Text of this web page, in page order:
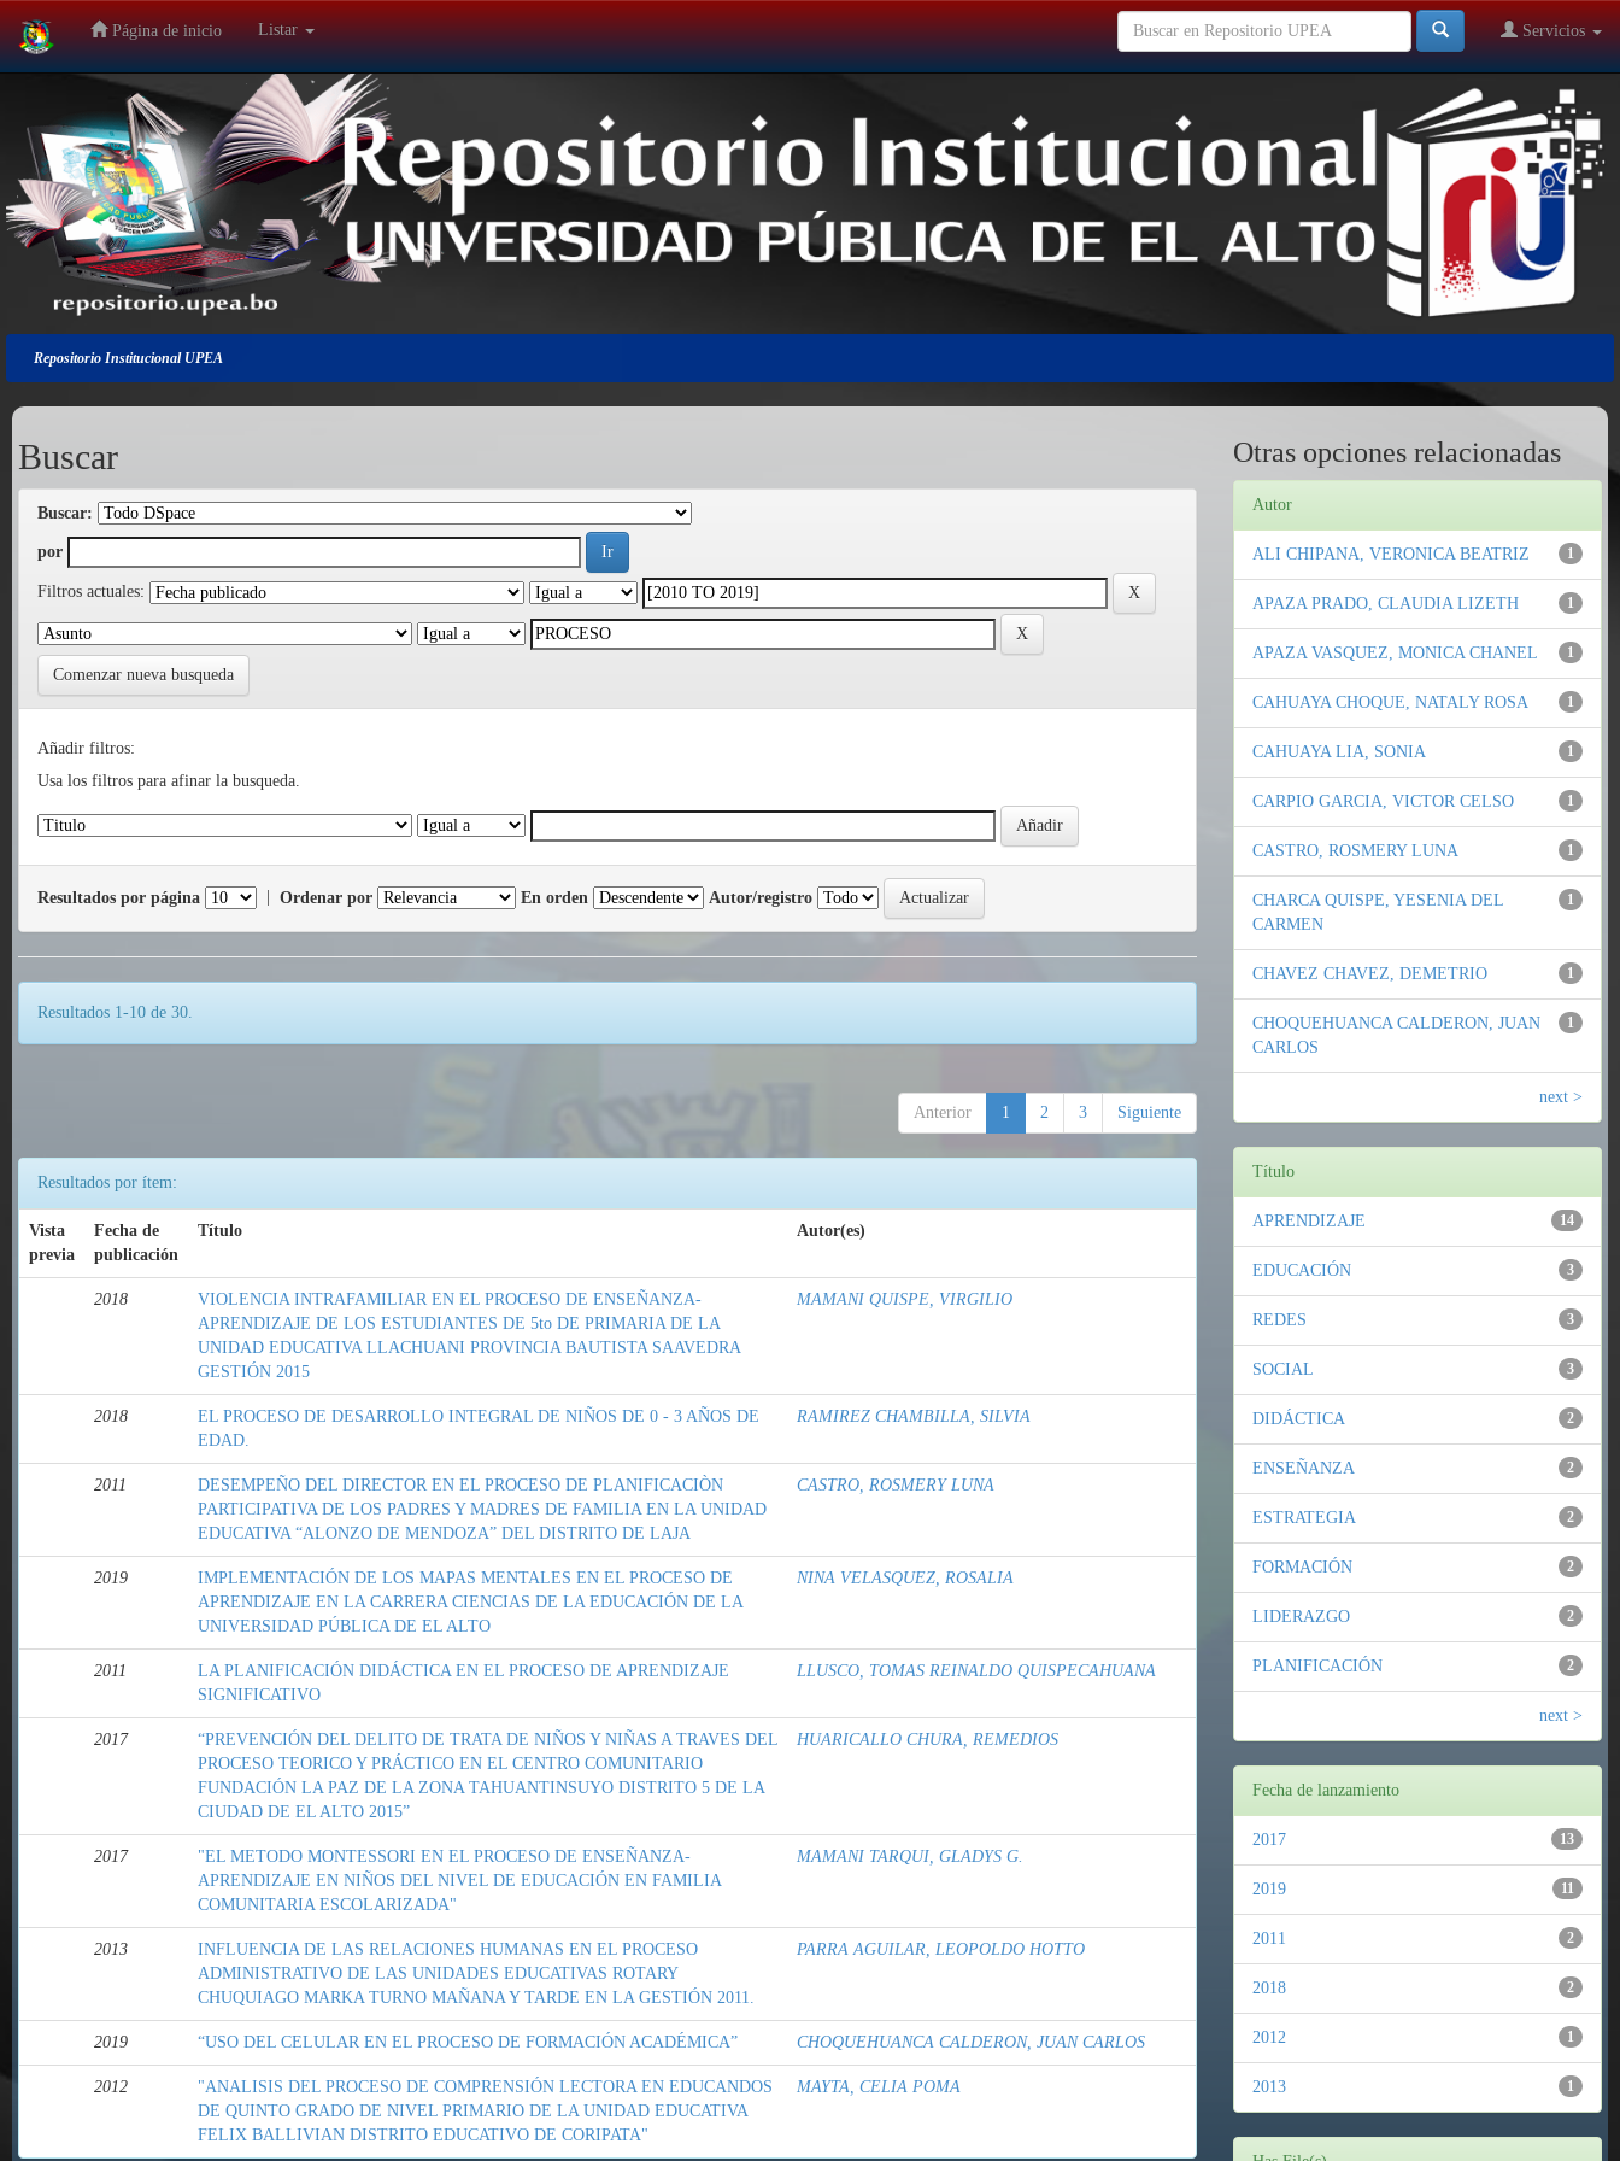
Salir
navegación
Página de inicio Listar Servicios
Repositorio Institucional UPEA
Buscar
Buscar:
por
Filtros actuales:
Comenzar nueva busqueda
Añadir filtros:
Usa los filtros para afinar la busqueda.
Resultados por página Ordenar por En orden Autor/registro
Resultados 1-10 de 30.
Anterior 1 2 3 Siguiente
Resultados por ítem:
Vista
previa
Fecha de
publicación
Título Autor(es)
2018
VIOLENCIA INTRAFAMILIAR EN EL PROCESO DE ENSEÑANZA-
APRENDIZAJE DE LOS ESTUDIANTES DE 5to DE PRIMARIA DE LA
UNIDAD EDUCATIVA LLACHUANI PROVINCIA BAUTISTA SAAVEDRA
GESTIÓN 2015
MAMANI QUISPE, VIRGILIO
2018
EL PROCESO DE DESARROLLO INTEGRAL DE NIÑOS DE 0 - 3 AÑOS DE
EDAD.
RAMIREZ CHAMBILLA, SILVIA
2011
DESEMPEÑO DEL DIRECTOR EN EL PROCESO DE PLANIFICACIÒN
PARTICIPATIVA DE LOS PADRES Y MADRES DE FAMILIA EN LA UNIDAD
EDUCATIVA “ALONZO DE MENDOZA” DEL DISTRITO DE LAJA
CASTRO, ROSMERY LUNA
2019
IMPLEMENTACIÓN DE LOS MAPAS MENTALES EN EL PROCESO DE
APRENDIZAJE EN LA CARRERA CIENCIAS DE LA EDUCACIÓN DE LA
UNIVERSIDAD PÚBLICA DE EL ALTO
NINA VELASQUEZ, ROSALIA
2011
LA PLANIFICACIÓN DIDÁCTICA EN EL PROCESO DE APRENDIZAJE
SIGNIFICATIVO
LLUSCO, TOMAS REINALDO QUISPECAHUANA
2017
“PREVENCIÓN DEL DELITO DE TRATA DE NIÑOS Y NIÑAS A TRAVES DEL
PROCESO TEORICO Y PRÁCTICO EN EL CENTRO COMUNITARIO
FUNDACIÓN LA PAZ DE LA ZONA TAHUANTINSUYO DISTRITO 5 DE LA
CIUDAD DE EL ALTO 2015”
HUARICALLO CHURA, REMEDIOS
2017
"EL METODO MONTESSORI EN EL PROCESO DE ENSEÑANZA-
APRENDIZAJE EN NIÑOS DEL NIVEL DE EDUCACIÓN EN FAMILIA
COMUNITARIA ESCOLARIZADA"
MAMANI TARQUI, GLADYS G.
2013
INFLUENCIA DE LAS RELACIONES HUMANAS EN EL PROCESO
ADMINISTRATIVO DE LAS UNIDADES EDUCATIVAS ROTARY
CHUQUIAGO MARKA TURNO MAÑANA Y TARDE EN LA GESTIÓN 2011.
PARRA AGUILAR, LEOPOLDO HOTTO
2019 “USO DEL CELULAR EN EL PROCESO DE FORMACIÓN ACADÉMICA” CHOQUEHUANCA CALDERON, JUAN CARLOS
2012
"ANALISIS DEL PROCESO DE COMPRENSIÓN LECTORA EN EDUCANDOS
DE QUINTO GRADO DE NIVEL PRIMARIO DE LA UNIDAD EDUCATIVA
FELIX BALLIVIAN DISTRITO EDUCATIVO DE CORIPATA"
MAYTA, CELIA POMA
Otras opciones relacionadas
Autor
1
ALI CHIPANA, VERONICA BEATRIZ
1
APAZA PRADO, CLAUDIA LIZETH
1
APAZA VASQUEZ, MONICA CHANEL
1
CAHUAYA CHOQUE, NATALY ROSA
1
CAHUAYA LIA, SONIA
1
CARPIO GARCIA, VICTOR CELSO
1
CASTRO, ROSMERY LUNA
1
CHARCA QUISPE, YESENIA DEL
CARMEN
1
CHAVEZ CHAVEZ, DEMETRIO
1
CHOQUEHUANCA CALDERON, JUAN
CARLOS
next >
Título
14
APRENDIZAJE
3
EDUCACIÓN
3
REDES
3
SOCIAL
2
DIDÁCTICA
2
ENSEÑANZA
2
ESTRATEGIA
2
FORMACIÓN
2
LIDERAZGO
2
PLANIFICACIÓN
next >
Fecha de lanzamiento
13
2017
11
2019
2
2011
2
2018
1
2012
1
2013